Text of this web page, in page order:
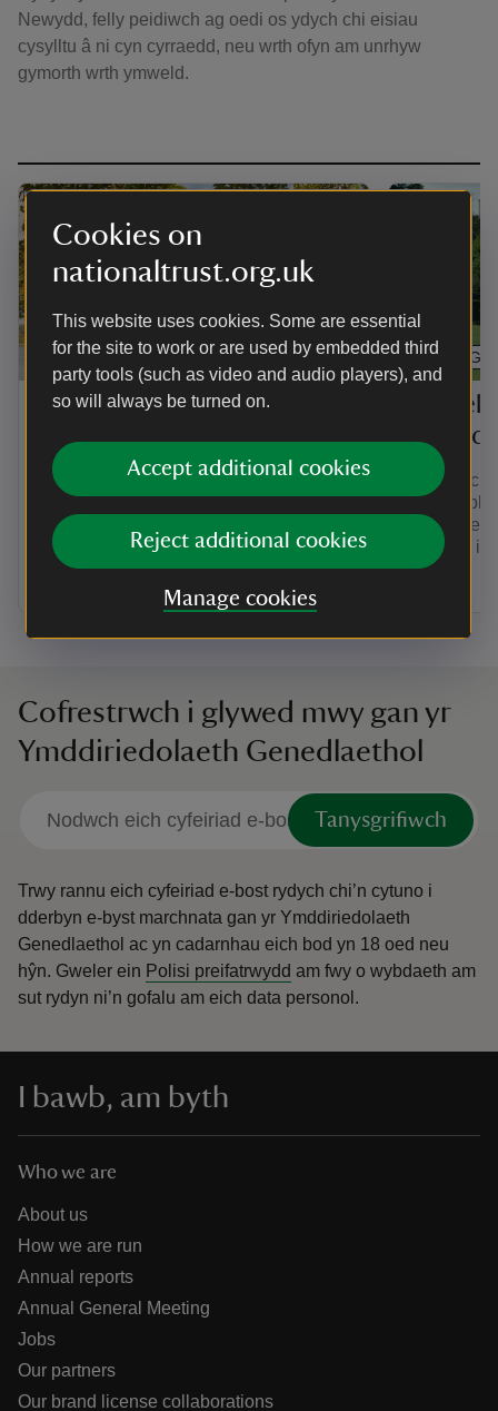
Cookies on
nationaltrust.org.uk
This website uses cookies. Some are essential
for the site to work or are used by embedded third
party tools (such as video and audio players), and
so will always be turned on.
Accept additional cookies
Reject additional cookies
Manage cookies
Newydd, felly peidiwch ag oedi os ydych chi eisiau
cysylltu â ni cyn cyrraedd, neu wrth ofyn am unrhyw
gymorth wrth ymweld.
Ymweld â’r tŷ ym Mhlas
Newydd
Crwydrwch trwy gartref teuluol Ardalydd
Môn, gweld murlun enwog Rex Whistler
a chymerwch eiliad i ymlacio tu mewn
i’r Tŷ.
ERTHYGL
Chwiliwch
llawn o
dros 40
pharcdir i
ERTHYGL
Cofrestrwch i glywed mwy gan yr
Ymddiriedolaeth Genedlaethol
Tanysgrifiwch
Trwy rannu eich cyfeiriad e-bost rydych chi’n cytuno i
dderbyn e-byst marchnata gan yr Ymddiriedolaeth
Genedlaethol ac yn cadarnhau eich bod yn 18 oed neu
hŷn. Gweler ein Polisi preifatrwydd am fwy o wybdaeth am
sut rydyn ni’n gofalu am eich data personol.
I bawb, am byth
Who we are
About us
How we are run
Annual reports
Annual General Meeting
Jobs
Our partners
Our brand license collaborations